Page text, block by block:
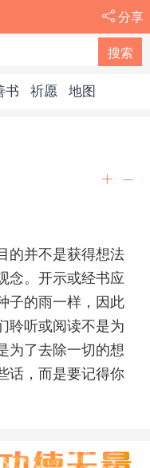
分享
书 祈愿 地图
的并不是获得想法
念。开示或经书应
子的雨一样，因此
聆听或阅读不是为
为了去除一切的想
话，而是要记得你